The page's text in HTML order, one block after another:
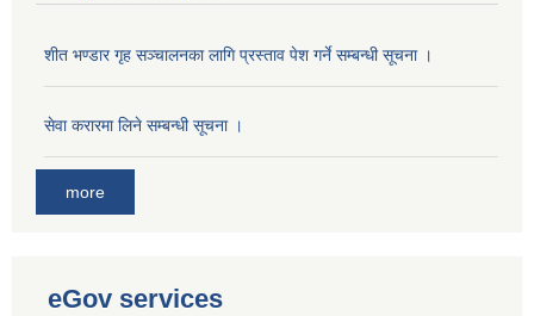
शीत भण्डार गृह सञ्चालनका लागि प्रस्ताव पेश गर्ने सम्बन्धी सूचना ।
सेवा करारमा लिने सम्बन्धी सूचना ।
more
eGov services